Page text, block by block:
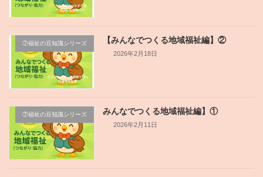
⑦福祉の豆知識シリーズ 【みんなでつくる地域福祉編】②
2026年2月18日
⑦福祉の豆知識シリーズ みんなでつくる地域福祉編】①
2026年2月11日